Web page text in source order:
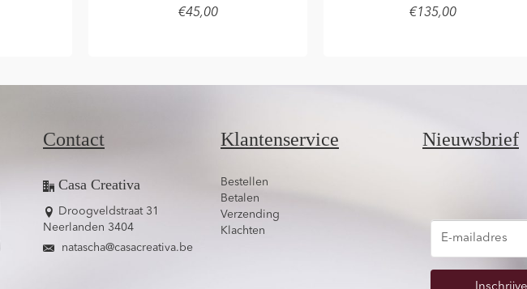
€45,00 €135,00
Contact
Casa Creativa
Droogveldstraat 31
Neerlanden 3404
natascha@casacreativa.be
Klantenservice
Bestellen
Betalen
Verzending
Klachten
Nieuwsbrief